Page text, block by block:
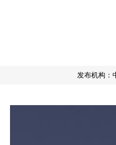
发布机构：